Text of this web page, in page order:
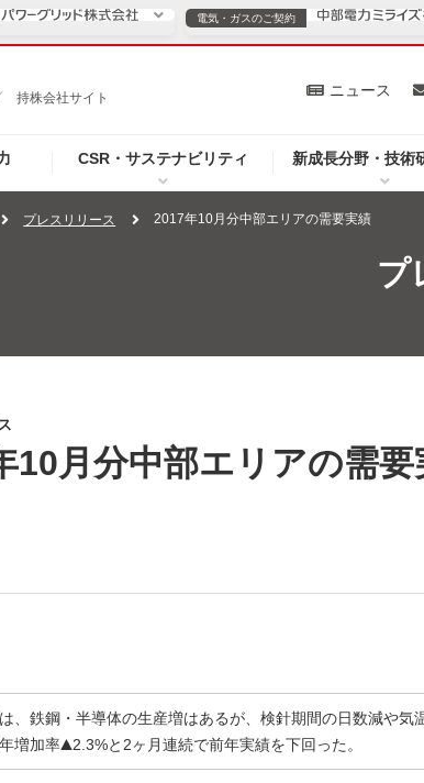
持株会社サイト
CSR・サステナビリティ 新成長分野・技術
ニュース
ご案内
電気・ガスのご契約
電気・ガスのご契約
個人のお客さま
プレスリリース 2017年10月分中部エリアの需要実績
プ
10月分中部エリアの需要
、鉄鋼・半導体の生産増はあるが、検針期間の日数減や
増加率
2.3%と2ヶ月連続で前年実績を下回った。